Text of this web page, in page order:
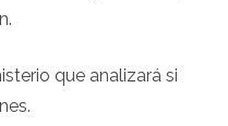
que analizará si